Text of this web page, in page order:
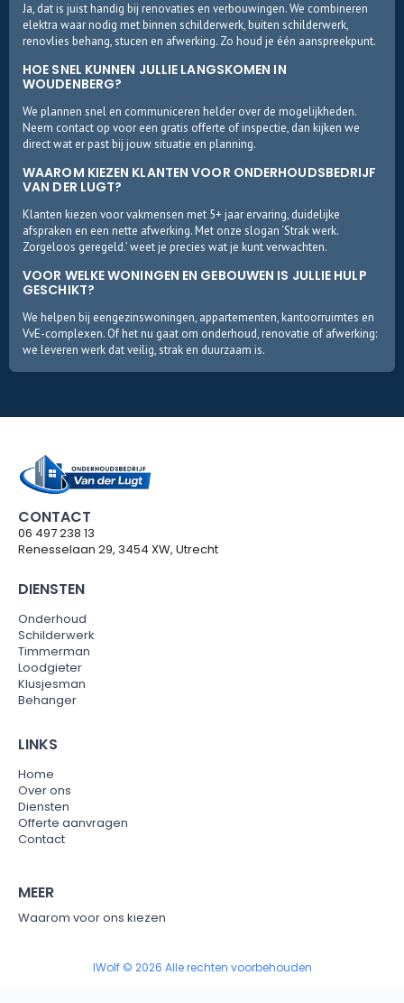
Ja, dat is juist handig bij renovaties en verbouwingen. We combineren
elektra waar nodig met binnen schilderwerk, buiten schilderwerk,
renovlies behang, stucen en afwerking. Zo houd je één aanspreekpunt.
HOE SNEL KUNNEN JULLIE LANGSKOMEN IN
WOUDENBERG?
We plannen snel en communiceren helder over de mogelijkheden.
Neem contact op voor een gratis offerte of inspectie, dan kijken we
direct wat er past bij jouw situatie en planning.
WAAROM KIEZEN KLANTEN VOOR ONDERHOUDSBEDRIJF
VAN DER LUGT?
Klanten kiezen voor vakmensen met 5+ jaar ervaring, duidelijke
afspraken en een nette afwerking. Met onze slogan ‘Strak werk.
Zorgeloos geregeld.’ weet je precies wat je kunt verwachten.
VOOR WELKE WONINGEN EN GEBOUWEN IS JULLIE HULP
GESCHIKT?
We helpen bij eengezinswoningen, appartementen, kantoorruimtes en
VvE-complexen. Of het nu gaat om onderhoud, renovatie of afwerking:
we leveren werk dat veilig, strak en duurzaam is.
CONTACT
06 497 238 13
Renesselaan 29, 3454 XW, Utrecht
DIENSTEN
Onderhoud
Schilderwerk
Timmerman
Loodgieter
Klusjesman
Behanger
LINKS
Home
Over ons
Diensten
Offerte aanvragen
Contact
MEER
Waarom voor ons kiezen
IWolf © 2026 Alle rechten voorbehouden